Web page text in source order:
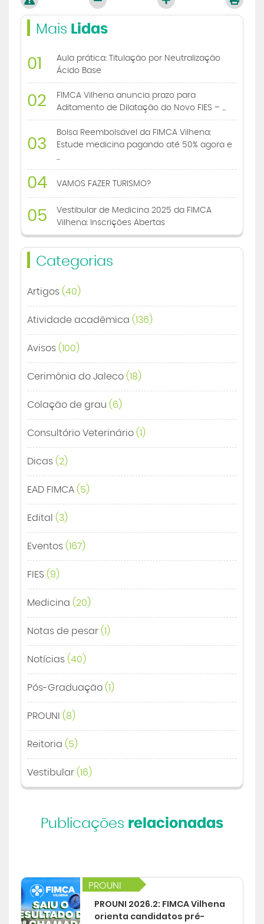
Mais Lidas
01
Aula prática: Titulação por Neutralização
Ácido Base
02
FIMCA Vilhena anuncia prazo para
Aditamento de Dilatação do Novo FIES – ...
03
Bolsa Reembolsável da FIMCA Vilhena:
Estude medicina pagando até 50% agora e
...
04 VAMOS FAZER TURISMO?
05
Vestibular de Medicina 2025 da FIMCA
Vilhena: Inscrições Abertas
Categorias
Artigos (40)
Atividade acadêmica (136)
Avisos (100)
Cerimônia do Jaleco (18)
Colação de grau (6)
Consultório Veterinário (1)
Dicas (2)
EAD FIMCA (5)
Edital (3)
Eventos (167)
FIES (9)
Medicina (20)
Notas de pesar (1)
Notícias (40)
Pós-Graduação (1)
PROUNI (8)
Reitoria (5)
Vestibular (16)
Publicações relacionadas
PROUNI
PROUNI 2026.2: FIMCA Vilhena
orienta candidatos pré-